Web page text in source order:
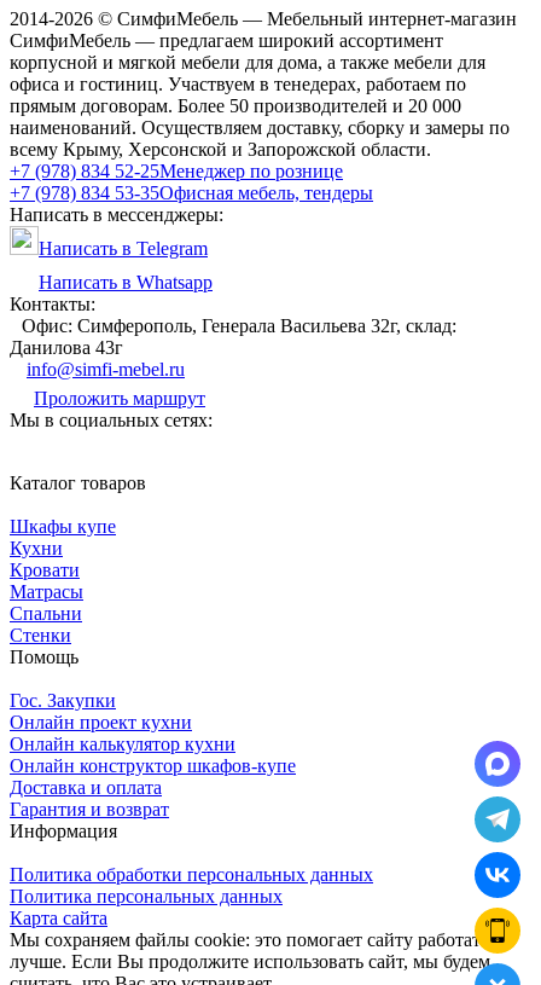
2014-2026 © СимфиМебель — Мебельный интернет-магазин
СимфиМебель — предлагаем широкий ассортимент
корпусной и мягкой мебели для дома, а также мебели для
офиса и гостиниц. Участвуем в тенедерах, работаем по
прямым договорам. Более 50 производителей и 20 000
наименований. Осуществляем доставку, сборку и замеры по
всему Крыму, Херсонской и Запорожской области.
+7 (978) 834 52-25Менеджер по рознице
+7 (978) 834 53-35Офисная мебель, тендеры
Написать в мессенджеры:
Написать в Telegram
Написать в Whatsapp
Контакты:
Офис: Симферополь, Генерала Васильева 32г, склад:
Данилова 43г
info@simfi-mebel.ru
Проложить маршрут
Мы в социальных сетях:
Каталог товаров
Шкафы купе
Кухни
Кровати
Матрасы
Cпальни
Стенки
Помощь
Гос. Закупки
Онлайн проект кухни
Онлайн калькулятор кухни
Онлайн конструктор шкафов-купе
Доставка и оплата
Гарантия и возврат
Информация
Политика обработки персональных данных
Политика персональных данных
Карта сайта
Мы сохраняем файлы cookie: это помогает сайту работать
лучше. Если Вы продолжите использовать сайт, мы будем